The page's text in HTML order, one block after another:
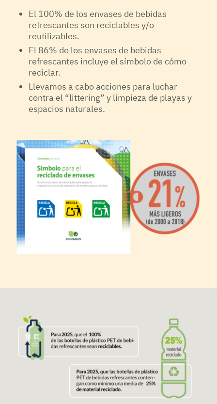
El 100% de los envases de bebidas
refrescantes son reciclables y/o
reutilizables.
El 86% de los envases de bebidas
refrescantes incluye el símbolo de cómo
reciclar.
Llevamos a cabo acciones para luchar
contra el “littering” y limpieza de playas y
espacios naturales.